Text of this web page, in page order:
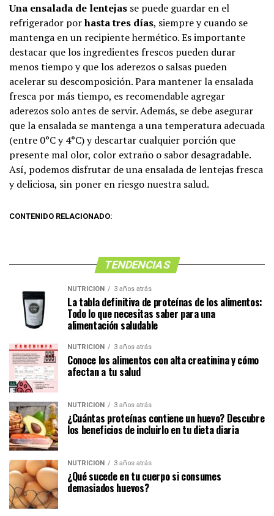
Una ensalada de lentejas se puede guardar en el
refrigerador porhasta tres días, siempre y cuando se
mantenga en un recipiente hermético. Es importante
destacar que los ingredientes frescos pueden durar
menos tiempo y que los aderezos o salsas pueden
acelerar su descomposición. Para mantener la ensalada
fresca por más tiempo, es recomendable agregar
aderezos solo antes de servir. Además, se debe asegurar
que la ensalada se mantenga a una temperatura adecuada
(entre 0°C y 4°C) y descartar cualquier porción que
presente mal olor, color extraño o sabor desagradable.
Así, podemos disfrutar de una ensalada de lentejas fresca
y deliciosa, sin poner en riesgo nuestra salud.
CONTENIDO RELACIONADO:
TENDENCIAS
NUTRICIÓN 3 años atrás
La tabla definitiva de proteínas de los alimentos:
Todo lo que necesitas saber para una
alimentación saludable
NUTRICIÓN 3 años atrás
Conoce los alimentos con alta creatinina y cómo
afectan a tu salud
NUTRICIÓN 3 años atrás
¿Cuántas proteínas contiene un huevo? Descubre
los beneficios de incluirlo en tu dieta diaria
NUTRICIÓN 3 años atrás
¿Qué sucede en tu cuerpo si consumes
demasiados huevos?